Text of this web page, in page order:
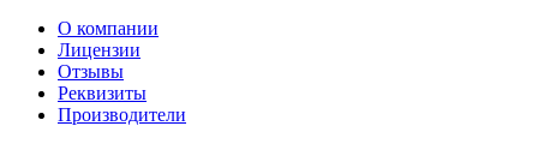
О компании
Лицензии
Отзывы
Реквизиты
Производители